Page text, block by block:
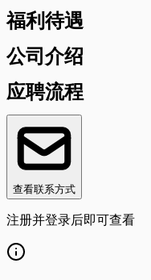
福利待遇
公司介绍
应聘流程
查看联系方式
注册并登录后即可查看